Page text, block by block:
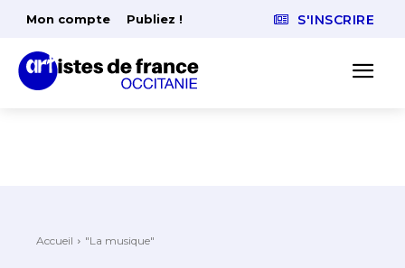
Mon compte Publiez ! S'INSCRIRE
Accueil "La musique"